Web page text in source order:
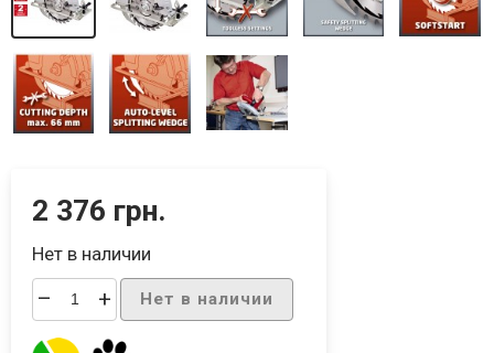
2 376 грн.
Нет в наличии
– + Нет в наличии